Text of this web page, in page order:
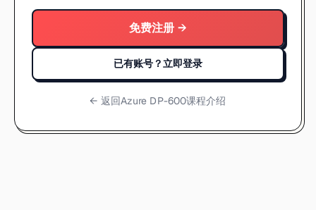
免费注册 →
已有账号？立即登录
← 返回Azure DP-600课程介绍